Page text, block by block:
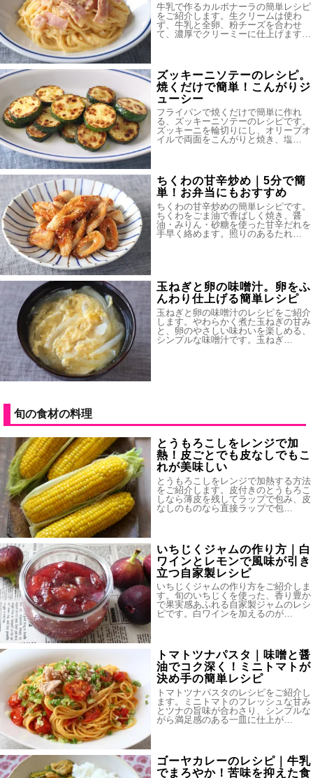
牛乳で作るカルボナーラの簡単レシピ
をご紹介します。生クリームは使わ
ず、牛乳と全卵、粉チーズを合わせ
て、濃厚でクリーミーに仕上げます…
ズッキーニソテーのレシピ。
焼くだけで簡単！こんがりジ
ューシー
フライパンで焼くだけで簡単に作れ
る、ズッキーニソテーのレシピです。
ズッキーニを輪切りにし、オリーブオ
イルで両面をこんがりと焼き、塩…
ちくわの甘辛炒め｜5分で簡
単！お弁当にもおすすめ
ちくわの甘辛炒めの簡単レシピです。
ちくわをごま油で香ばしく焼き、醤
油・みりん・砂糖を使った甘辛だれを
手早く絡めます。照りのあるたれ…
玉ねぎと卵の味噌汁。卵をふ
んわり仕上げる簡単レシピ
玉ねぎと卵の味噌汁のレシピをご紹介
します。やわらかく煮た玉ねぎの甘み
と、卵のやさしい味わいを楽しめる、
シンプルな味噌汁です。玉ねぎ…
旬の食材の料理
とうもろこしをレンジで加
熱！皮ごとでも皮なしでもこ
れが美味しい
とうもろこしをレンジで加熱する方法
をご紹介します。皮付きのとうもろこ
しなら薄皮を残してラップで包み、皮
なしのものなら直接ラップで包…
いちじくジャムの作り方｜白
ワインとレモンで風味が引き
立つ自家製レシピ
いちじくジャムの作り方をご紹介しま
す。旬のいちじくを使った、香り豊か
で果実感あふれる自家製ジャムのレシ
ピです。白ワインを加えるのが…
トマトツナパスタ｜味噌と醤
油でコク深く！ミニトマトが
決め手の簡単レシピ
トマトツナパスタのレシピをご紹介し
ます。ミニトマトのフレッシュな甘み
とツナの旨味が合わさり、シンプルな
がら満足感のある一皿に仕上が…
ゴーヤカレーのレシピ｜牛乳
でまろやか！苦味を抑えた食